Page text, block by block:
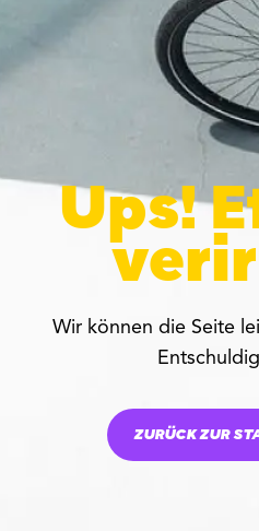
Ups!
Wir können die Seite
ZURÜCK ZUR